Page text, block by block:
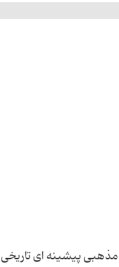
پیشینه ای تاریخی